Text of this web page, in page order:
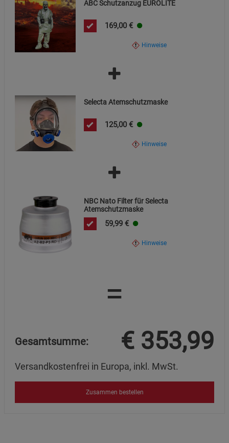
ABC Schutzanzug EUROLITE
169,00 €
Hinweise
Selecta Atemschutzmaske
125,00 €
Hinweise
NBC Nato Filter für Selecta
Atemschutzmaske
59,99 €
Hinweise
=
Gesamtsumme: € 353,99
Versandkostenfrei in Europa, inkl. MwSt.
Zusammen bestellen
Marketing Cookies (3)
Beschreibung Marketing Cookies
anzeigen